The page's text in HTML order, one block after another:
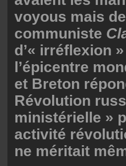
voyous mais
communiste
d’« irréflexion
l’épicentre
et Breton
Révolution
ministérielle »
activité
ne méritait